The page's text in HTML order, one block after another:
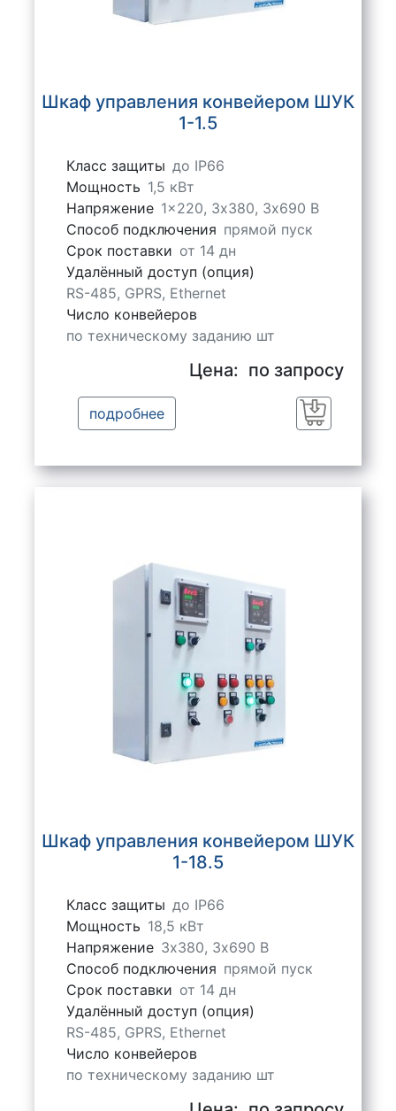
Шкаф управления конвейером ШУК
1-1.5
Класс защиты до IP66
Мощность 1,5 кВт
Напряжение 1x220, 3х380, 3х690 В
Способ подключения прямой пуск
Срок поставки от 14 дн
Удалённый доступ (опция)
RS-485, GPRS, Ethernet
Число конвейеров
по техническому заданию шт
Цена: по запросу
подробнее
Заказать
Шкаф управления конвейером ШУК
1-18.5
Класс защиты до IP66
Мощность 18,5 кВт
Напряжение 3х380, 3х690 В
Способ подключения прямой пуск
Срок поставки от 14 дн
Удалённый доступ (опция)
RS-485, GPRS, Ethernet
Число конвейеров
по техническому заданию шт